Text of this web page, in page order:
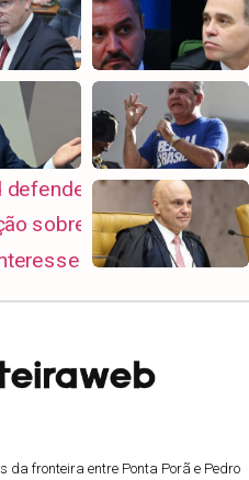
da fronteira entre Ponta Porã e Pedro